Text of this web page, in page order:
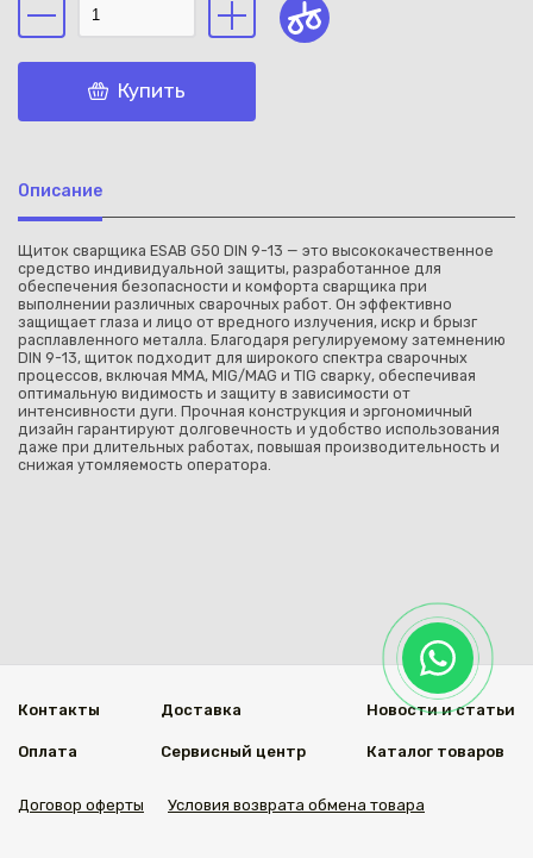
Купить
Описание
Щиток сварщика ESAB G50 DIN 9-13 — это высококачественное
средство индивидуальной защиты, разработанное для
обеспечения безопасности и комфорта сварщика при
выполнении различных сварочных работ. Он эффективно
защищает глаза и лицо от вредного излучения, искр и брызг
расплавленного металла. Благодаря регулируемому затемнению
DIN 9-13, щиток подходит для широкого спектра сварочных
процессов, включая MMA, MIG/MAG и TIG сварку, обеспечивая
оптимальную видимость и защиту в зависимости от
интенсивности дуги. Прочная конструкция и эргономичный
дизайн гарантируют долговечность и удобство использования
даже при длительных работах, повышая производительность и
снижая утомляемость оператора.
Контакты
Оплата
Доставка
Сервисный центр
Новости и статьи
Каталог товаров
Договор оферты Условия возврата обмена товара